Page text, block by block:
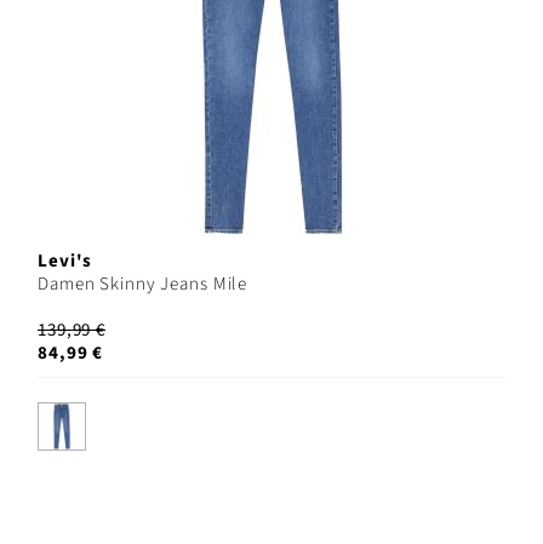
Levi's
Damen Skinny Jeans Mile
139,99 €
84,99 €